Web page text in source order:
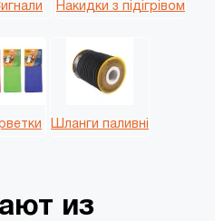
Накидки з підігрівом
Шланги паливні
из